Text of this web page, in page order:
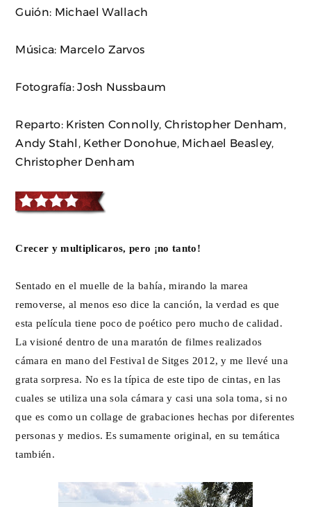
Guión: Michael Wallach
Música: Marcelo Zarvos
Fotografía: Josh Nussbaum
Reparto: Kristen Connolly, Christopher Denham,
Andy Stahl, Kether Donohue, Michael Beasley,
Christopher Denham
Crecer y multiplicaros, pero ¡no tanto!
Sentado en el muelle de la bahía, mirando la marea
removerse, al menos eso dice la canción, la verdad es que
esta película tiene poco de poético pero mucho de calidad.
La visioné dentro de una maratón de filmes realizados
cámara en mano del Festival de Sitges 2012, y me llevé una
grata sorpresa. No es la típica de este tipo de cintas, en las
cuales se utiliza una sola cámara y casi una sola toma, si no
que es como un collage de grabaciones hechas por diferentes
personas y medios. Es sumamente original, en su temática
también.